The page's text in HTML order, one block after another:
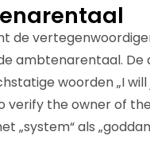
de
ambtenarentaal. De
woorden „I
verify the owner of
„system“ als